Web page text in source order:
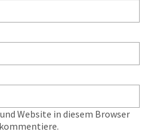
Website in diesem Browser